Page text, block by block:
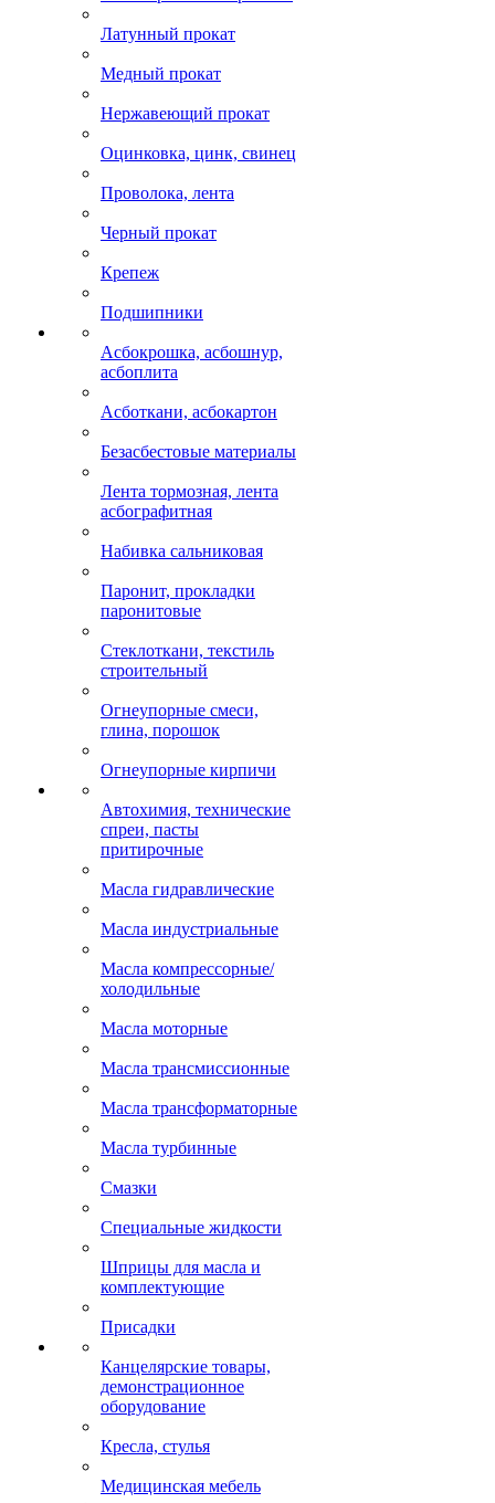
Латунный прокат
Медный прокат
Нержавеющий прокат
Оцинковка, цинк, свинец
Проволока, лента
Черный прокат
Крепеж
Подшипники
Асбокрошка, асбошнур,
асбоплита
Асботкани, асбокартон
Безасбестовые материалы
Лента тормозная, лента
асбографитная
Набивка сальниковая
Паронит, прокладки
паронитовые
Стеклоткани, текстиль
строительный
Огнеупорные смеси,
глина, порошок
Огнеупорные кирпичи
Автохимия, технические
спреи, пасты
притирочные
Масла гидравлические
Масла индустриальные
Масла компрессорные/
холодильные
Масла моторные
Масла трансмиссионные
Масла трансформаторные
Масла турбинные
Смазки
Специальные жидкости
Шприцы для масла и
комплектующие
Присадки
Канцелярские товары,
демонстрационное
оборудование
Кресла, стулья
Медицинская мебель